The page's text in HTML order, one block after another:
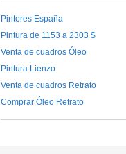
Pintores España
Pintura de 1153 a 2303 $
Venta de cuadros Óleo
Pintura Lienzo
Venta de cuadros Retrato
Comprar Óleo Retrato